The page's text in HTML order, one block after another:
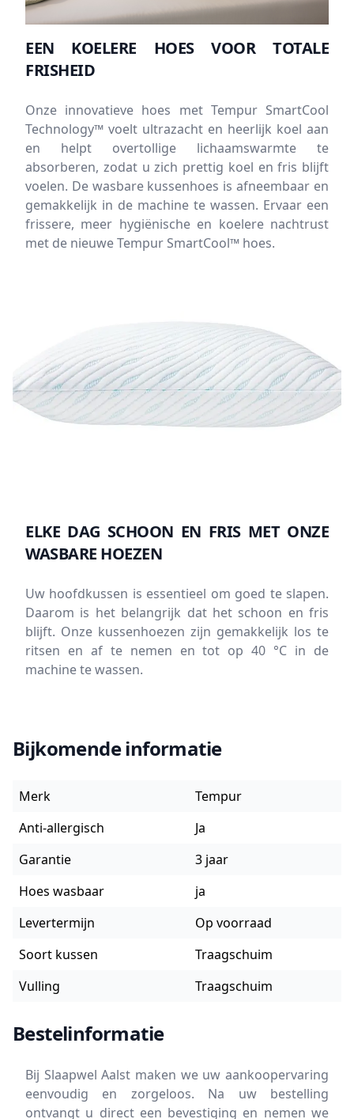
EEN KOELERE HOES VOOR TOTALE
FRISHEID
Onze innovatieve hoes met Tempur SmartCool
Technology™ voelt ultrazacht en heerlijk koel aan
en helpt overtollige lichaamswarmte te
absorberen, zodat u zich prettig koel en fris blijft
voelen. De wasbare kussenhoes is afneembaar en
gemakkelijk in de machine te wassen. Ervaar een
frissere, meer hygiënische en koelere nachtrust
met de nieuwe Tempur SmartCool™ hoes.
ELKE DAG SCHOON EN FRIS MET ONZE
WASBARE HOEZEN
Uw hoofdkussen is essentieel om goed te slapen.
Daarom is het belangrijk dat het schoon en fris
blijft. Onze kussenhoezen zijn gemakkelijk los te
ritsen en af te nemen en tot op 40 °C in de
machine te wassen.
Bijkomende informatie
Merk
Tempur
Anti-allergisch
Ja
Garantie
3 jaar
Hoes wasbaar
ja
Levertermijn
Op voorraad
Soort kussen
Traagschuim
Vulling
Traagschuim
Bestelinformatie
Bij Slaapwel Aalst maken we uw aankoopervaring
eenvoudig en zorgeloos. Na uw bestelling
ontvangt u direct een bevestiging en nemen we